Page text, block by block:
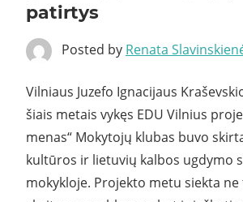
patirtys
Posted by Renata
Vilniaus Juzefo Ignacijaus
šiais metais vykęs EDU Vilnius
menas“ Mokytojų klubas buvo
kultūros ir lietuvių kalbos ugdymo
mokykloje. Projekto metu siekta